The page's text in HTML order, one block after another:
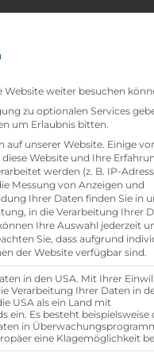
Postist schonbesetzt
weiter besuchen
zu optionalen Services
um Erlaubnis bitten.
auf unserer Website. Einige
Website und Ihre
werden (z. B. IP-
Messung von Anzeigen und
Ihrer Daten finden Sie in
in die Verarbeitung Ihrer
Ihre Auswahl jederzeit
Sie, dass aufgrund
der Website verfügbar sind.
in den USA. Mit Ihrer
Verarbeitung Ihrer Daten in
USA als ein Land mit
ein. Es besteht beispielsweise
in
eine Klagemöglichkeit